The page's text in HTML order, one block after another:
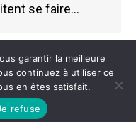
se faire…
: Amplitude360
garantir la meilleure
continuez à utiliser ce
en êtes satisfait.
refuse